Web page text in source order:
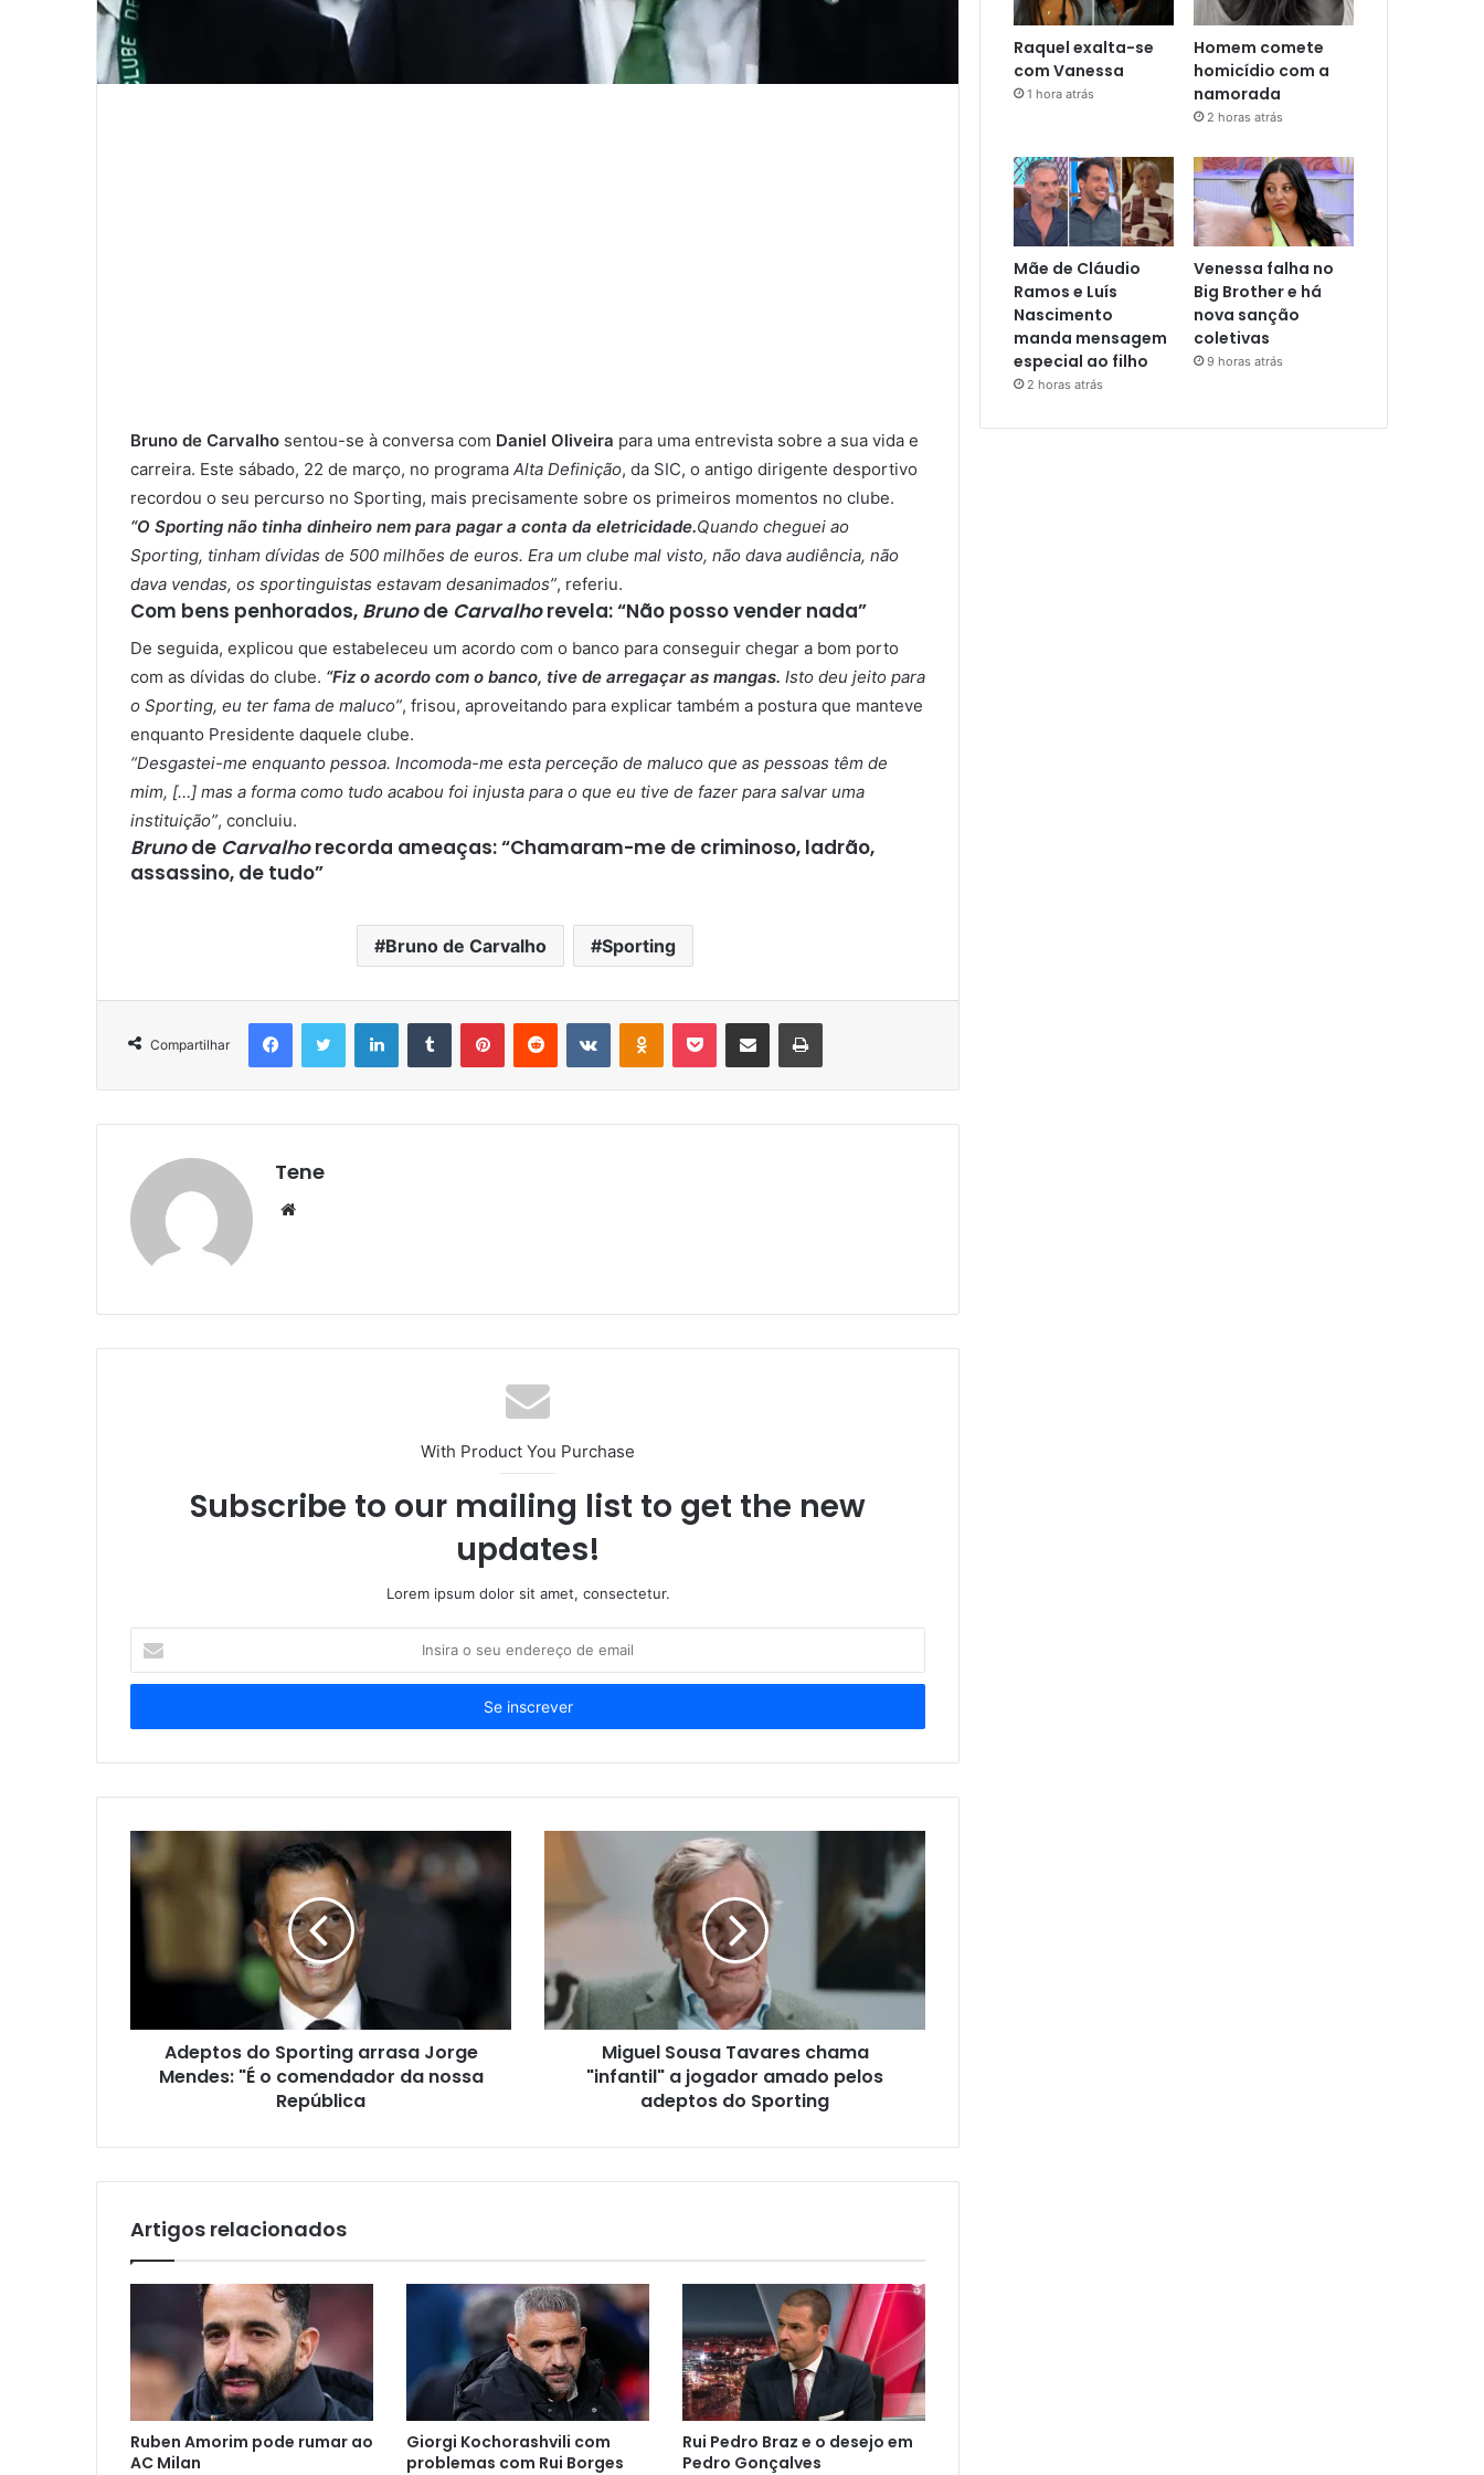
Bruno de Carvalho sentou-se à conversa com Daniel Oliveira para uma entrevista sobre a sua vida e
carreira. Este sábado, 22 de março, no programa Alta Definição, da SIC, o antigo dirigente desportivo
recordou o seu percurso no Sporting, mais precisamente sobre os primeiros momentos no clube.
“O Sporting não tinha dinheiro nem para pagar a conta da eletricidade.Quando cheguei ao
Sporting, tinham dívidas de 500 milhões de euros. Era um clube mal visto, não dava audiência, não
dava vendas, os sportinguistas estavam desanimados”, referiu.
Com bens penhorados, Brunode Carvalhorevela: “Não posso vender nada”
De seguida, explicou que estabeleceu um acordo com o banco para conseguir chegar a bom porto
com as dívidas do clube. “Fiz o acordo com o banco, tive de arregaçar as mangas. Isto deu jeito para
o Sporting, eu ter fama de maluco”, frisou, aproveitando para explicar também a postura que manteve
enquanto Presidente daquele clube.
“Desgastei-me enquanto pessoa. Incomoda-me esta perceção de maluco que as pessoas têm de
mim, […] mas a forma como tudo acabou foi injusta para o que eu tive de fazer para salvar uma
instituição”, concluiu.
Brunode Carvalhorecorda ameaças: “Chamaram-me de criminoso, ladrão,
assassino, de tudo”
Bruno de Carvalho Sporting
Compartilhar
FacebookTwitter LinkedinTumblr PinterestReddit VK OK Pocket Compartilhar via e-mail Imprimir
Tene
Website
With Product You Purchase
Subscribe to our mailing list to get the new
updates!
Lorem ipsum dolor sit amet, consectetur.
seu
de
Adeptos do Sporting arrasa Jorge
Mendes: "É o comendador da nossa
República
Miguel Sousa Tavares chama
"infantil" a jogador amado pelos
adeptos do Sporting
Artigos relacionados
Ruben Amorim pode rumar ao
AC Milan
Giorgi Kochorashvili com
problemas com Rui Borges
Rui Pedro Braz e o desejo em
Pedro Gonçalves
Raquel exalta-se
com Vanessa
1 hora atrás
Homem comete
homicídio com a
namorada
2 horas atrás
Mãe de Cláudio
Ramos e Luís
Nascimento
manda mensagem
especial ao filho
2 horas atrás
Venessa falha no
Big Brother e há
nova sanção
coletivas
9 horas atrás